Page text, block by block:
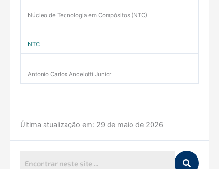
Núcleo de Tecnologia em Compósitos (NTC)
NTC
Antonio Carlos Ancelotti Junior
Última atualização em: 29 de maio de 2026